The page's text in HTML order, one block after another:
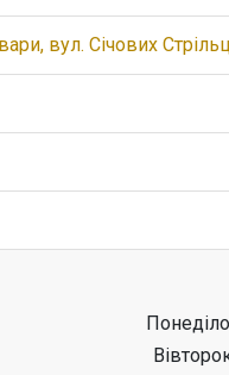
вул. Січових